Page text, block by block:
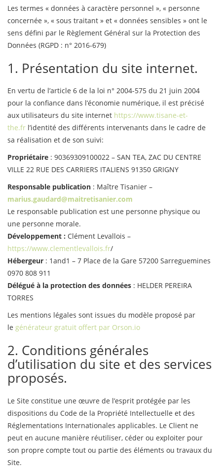
Les termes « données à caractère personnel », « personne
concernée », « sous traitant » et « données sensibles » ont le
sens défini par le Règlement Général sur la Protection des
Données (RGPD : n° 2016-679)
1. Présentation du site internet.
En vertu de l’article 6 de la loi n° 2004-575 du 21 juin 2004
pour la confiance dans l’économie numérique, il est précisé
aux utilisateurs du site internet https://www.tisane-et-
the.fr l’identité des différents intervenants dans le cadre de
sa réalisation et de son suivi:
Propriétaire : 90369309100022 – SAN TEA, ZAC DU CENTRE
VILLE 22 RUE DES CARRIERS ITALIENS 91350 GRIGNY
Responsable publication : Maître Tisanier –
marius.gaudard@maitretisanier.com
Le responsable publication est une personne physique ou
une personne morale.
Développement : Clément Levallois –
https://www.clementlevallois.fr/
Hébergeur : 1and1 – 7 Place de la Gare 57200 Sarreguemines
0970 808 911
Délégué à la protection des données : HELDER PEREIRA
TORRES
Les mentions légales sont issues du modèle proposé par
le générateur gratuit offert par Orson.io
2. Conditions générales
d’utilisation du site et des services
proposés.
Le Site constitue une œuvre de l’esprit protégée par les
dispositions du Code de la Propriété Intellectuelle et des
Réglementations Internationales applicables. Le Client ne
peut en aucune manière réutiliser, céder ou exploiter pour
son propre compte tout ou partie des éléments ou travaux du
Site.